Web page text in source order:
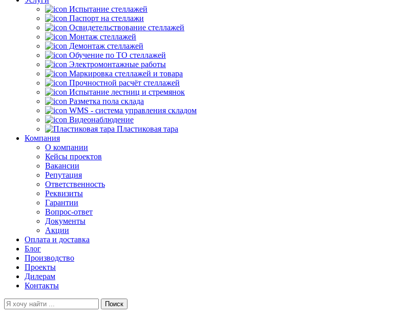
Испытание стеллажей
Паспорт на стеллажи
Освидетельствование стеллажей
Монтаж стеллажей
Демонтаж стеллажей
Обучение по ТО стеллажей
Электромонтажные работы
Маркировка стеллажей и товара
Прочностной расчёт стеллажей
Испытание лестниц и стремянок
Разметка пола склада
WMS - система управления складом
Видеонаблюдение
Пластиковая тара
Компания
О компании
Кейсы проектов
Вакансии
Репутация
Ответственность
Реквизиты
Гарантии
Вопрос-ответ
Документы
Акции
Оплата и доставка
Блог
Производство
Проекты
Дилерам
Контакты
Поиск